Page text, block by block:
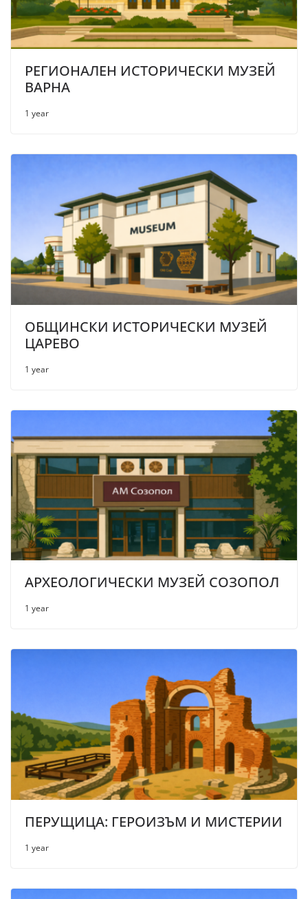
РЕГИОНАЛЕН ИСТОРИЧЕСКИ МУЗЕЙ
ВАРНА
1 year
ОБЩИНСКИ ИСТОРИЧЕСКИ МУЗЕЙ
ЦАРЕВО
1 year
АРХЕОЛОГИЧЕСКИ МУЗЕЙ СОЗОПОЛ
1 year
ПЕРУЩИЦА: ГЕРОИЗЪМ И МИСТЕРИИ
1 year